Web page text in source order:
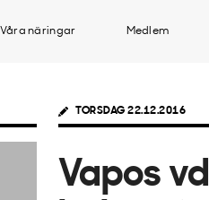
Våra näringar Medlem
TORSDAG 22.12.2016
Vapos